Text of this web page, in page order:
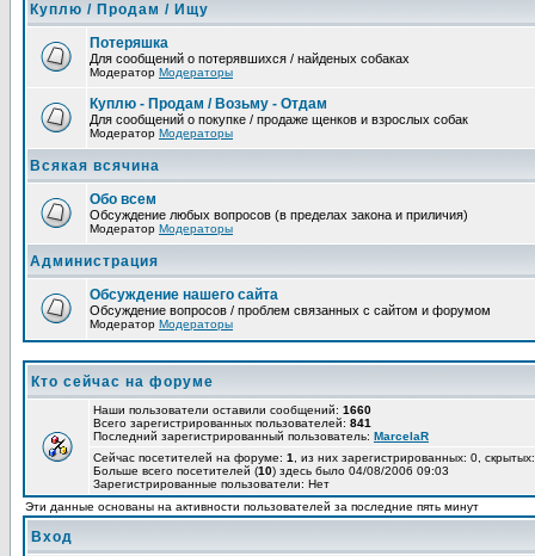
Куплю / Продам / Ищу
Потеряшка
Для сообщений о потерявшихся / найденых собаках
Модератор Модераторы
Куплю - Продам / Возьму - Отдам
Для сообщений о покупке / продаже щенков и взрослых собак
Модератор Модераторы
Всякая всячина
Обо всем
Обсуждение любых вопросов (в пределах закона и приличия)
Модератор Модераторы
Администрация
Обсуждение нашего сайта
Обсуждение вопросов / проблем связанных с сайтом и форумом
Модератор Модераторы
Кто сейчас на форуме
Наши пользователи оставили сообщений: 1660
Всего зарегистрированных пользователей: 841
Последний зарегистрированный пользователь: MarcelaR
Сейчас посетителей на форуме: 1
, из них зарегистрированных: 0,
Больше всего посетителей (10) здесь было 04/08/2006 09:03
Зарегистрированные пользователи: Нет
Эти данные основаны на активности пользователей за последние пять минут
Вход